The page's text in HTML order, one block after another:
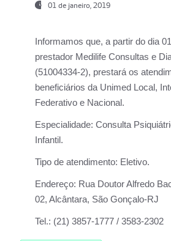
01 de janeiro, 2019
Informamos que, a partir do dia
prestador Medilife Consultas e
(51004334-2), prestará os
beneficiários da Unimed Local,
Federativo e Nacional.
Especialidade: Consulta
Infantil.
Tipo de atendimento: Eletivo.
Endereço: Rua Doutor Alfredo
02, Alcântara, São Gonçalo-RJ
Tel.: (21) 3857-1777 / 3583-2302